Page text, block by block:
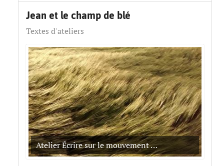
Jean et le champ de blé
Textes d'ateliers
Atelier Écrire sur le mouvement …